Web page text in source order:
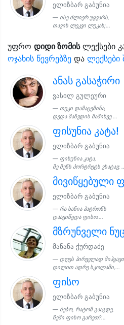
ელიზბარ გაბუნია
ისე ძლიერ უყვარს,
თავის ლეკვი ლუკას;...
უფრო დიდი ზომისლექსები
ოჯახის წევრებზე და ლექსები
ანას გასაჭირი
ვასილ გულეური
თუკი დამაცემინა,
დედა მაწვდის მაშინვე ...
ფისუნია კატა!
ელიზბარ გაბუნია
ფისუნია კატა,
მე შენს პორტრეტს ვხატავ;
მივიწყებული
ელიზბარ გაბუნია
რა ხანია პატრონს
დაავიწყდა ფისო....
მზრუნველი
მანანა ქურდაძე
დღეს პირველად
დილით ადრე სკოლაში,...
ფისო
ელიზბარ გაბუნია
ბებო, რატომ გააგდე,
ჩემი ფისო გარეთ?...